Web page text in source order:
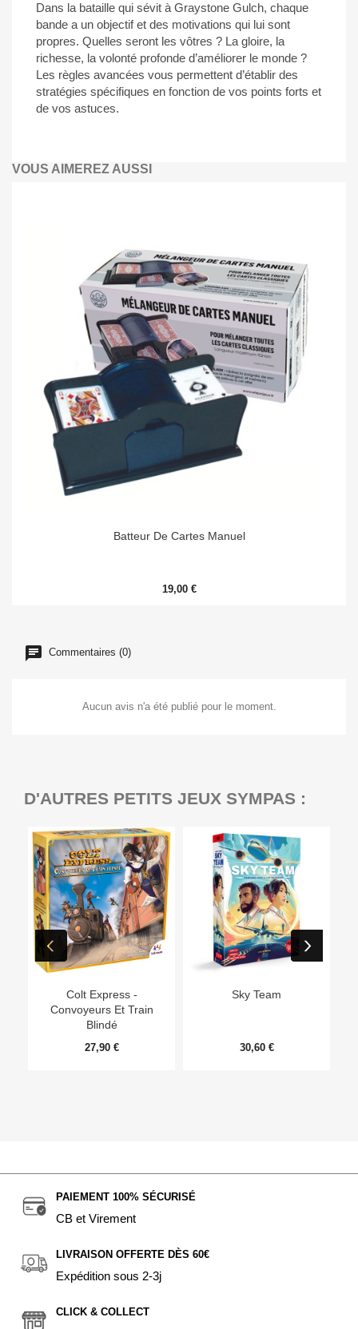
Dans la bataille qui sévit à Graystone Gulch, chaque
bande a un objectif et des motivations qui lui sont
propres. Quelles seront les vôtres ? La gloire, la
richesse, la volonté profonde d’améliorer le monde ?
Les règles avancées vous permettent d’établir des
stratégies spécifiques en fonction de vos points forts et
de vos astuces.
VOUS AIMEREZ AUSSI
Batteur De Cartes Manuel
19,00 €
Commentaires (0)
Aucun avis n'a été publié pour le moment.
D'AUTRES PETITS JEUX SYMPAS :
Colt Express -
Convoyeurs Et Train
Blindé
27,90 €
Sky Team
30,60 €
PAIEMENT 100% SÉCURISÉ
CB et Virement
LIVRAISON OFFERTE DÈS 60€
Expédition sous 2-3j
CLICK & COLLECT